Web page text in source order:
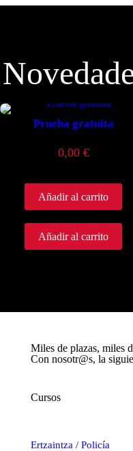
Prueba gratuita
0,00 €
Añadir al carrito
Añadir al carrito
Miles de plazas, miles
Con nosotr@s, la
Cursos
Ertzaintza / Policía